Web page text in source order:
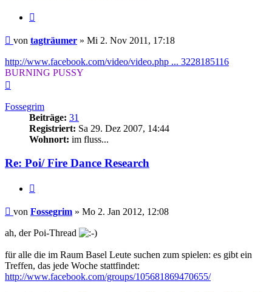
Beitrag
von tagträumer » Mi 2. Nov 2011, 17:18
http://www.facebook.com/video/video.php ... 3228185116
BURNING PUSSY
Fossegrim
Beiträge: 31
Registriert: Sa 29. Dez 2007, 14:44
Wohnort: im fluss...
Re: Poi/ Fire Dance Research
Beitrag
von Fossegrim » Mo 2. Jan 2012, 12:08
ah, der Poi-Thread
für alle die im Raum Basel Leute suchen zum spielen: es gibt ein
Treffen, das jede Woche stattfindet:
http://www.facebook.com/groups/105681869470655/